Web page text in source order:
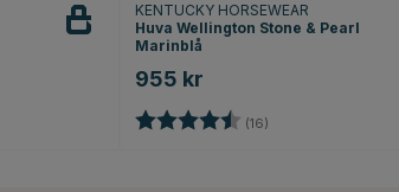
KENTUCKY HORSEWEAR
Huva Wellington Stone & Pearl
Marinblå
955 kr
Betyg: (16)